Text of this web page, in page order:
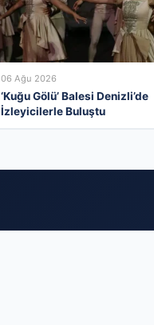
06 Ağu 2026
‘Kuğu Gölü’ Balesi Denizli’de
İzleyicilerle Buluştu